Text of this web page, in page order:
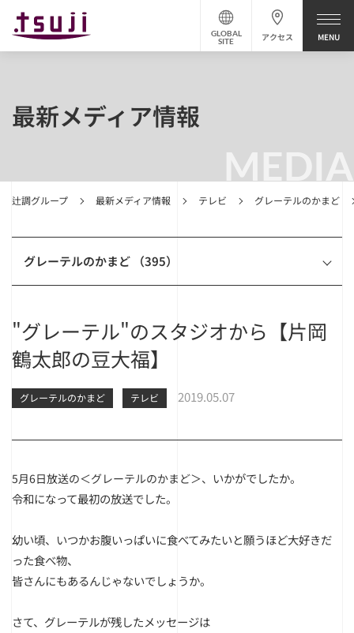
アクセス
GLOBAL
SITE
MEDIA
辻調グループ 最新メディア情報 テレビ グレーテルのかまど
最新メディア情報
グレーテルのかまど （395）
"グレーテル"のスタジオから【片岡
鶴太郎の豆大福】
グレーテルのかまど テレビ 2019.05.07
5月6日放送の＜グレーテルのかまど＞、 いかがでしたか。
令和になって最初の放送でした。
幼い頃、いつかお腹いっぱいに食べてみたいと願うほど大好きだ
った食べ物、
皆さんにもあるんじゃないでしょうか。
さて、グレーテルが残したメッセージは